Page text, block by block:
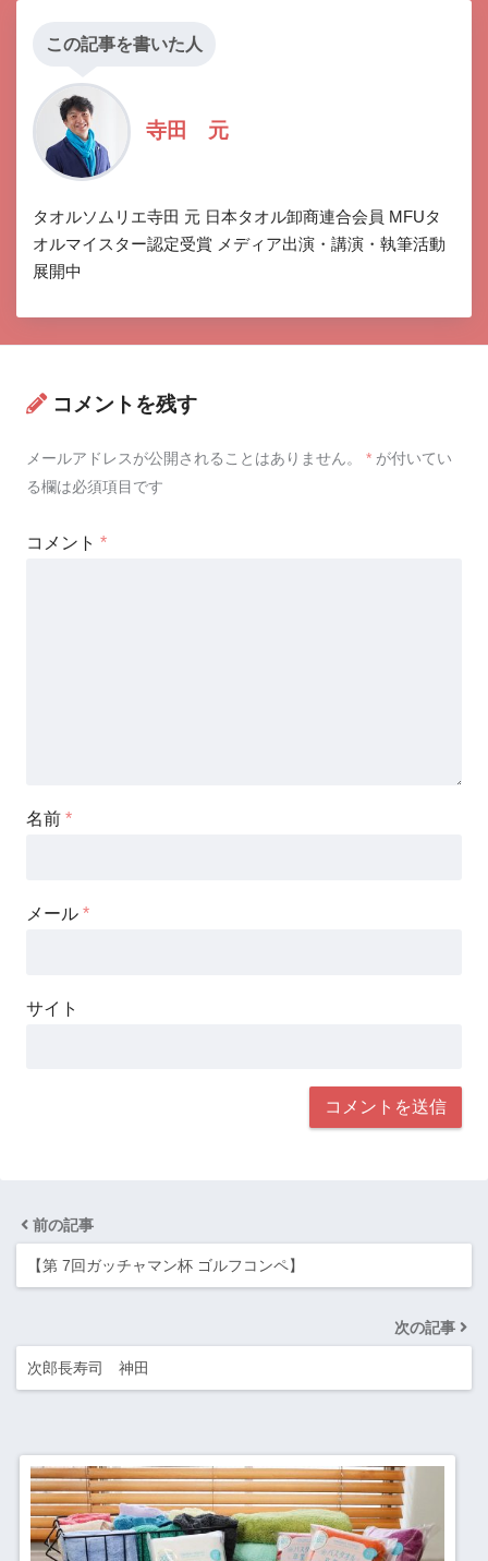
この記事を書いた人
寺田 元
タオルソムリエ寺田 元 日本タオル卸商連合会員 MFUタ
オルマイスター認定受賞 メディア出演・講演・執筆活動
展開中
コメントを残す
メールアドレスが公開されることはありません。 * が付いてい
る欄は必須項目です
コメント *
名前 *
メール *
サイト
前の記事
【第 7回ガッチャマン杯 ゴルフコンペ】
次の記事
次郎長寿司 神田